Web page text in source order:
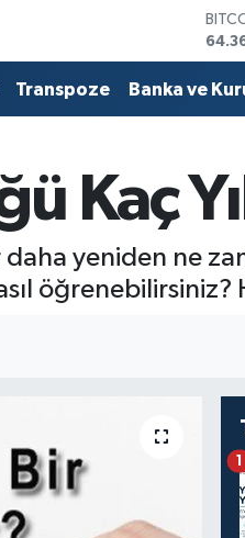
EURO
Transpoze Banka ve
Kaç
yeniden ne
1